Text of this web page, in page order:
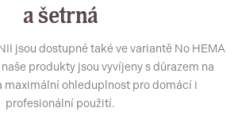
a šetrná
jsou dostupné také ve variantě No HEMA
produkty jsou vyvíjeny s důrazem na
maximální ohleduplnost pro domácí i
profesionální použití.